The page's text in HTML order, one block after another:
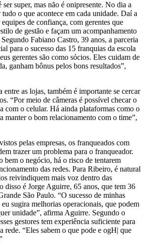
super, mas não é onipresente. No dia a
o que acontece em cada unidade. Daí a
de confiança, com gerentes que
de gestão e façam um acompanhamento
Fabiano Castro, 39 anos, a parceria
para o sucesso das 15 franquias da escola
gerentes são como sócios. Eles cuidam de
ganham bônus pelos bons resultados”,
entre as lojas, também é importante se cercar
“Por meio de câmeras é possível checar o
com o celular. Há ainda plataformas como o
manter o bom relacionamento com o time”,
pelas empresas, os franqueados com
trazer um problema para o franqueador.
bem o negócio, há o risco de tentarem
das redes. Para Ribeiro, é natural
reivindiquem mais voz dentro das
disso é Jorge Aguirre, 65 anos, que tem 36
São Paulo. “O sucesso de minhas
sugira melhorias operacionais, que podem
unidade”, afirma Aguirre. Segundo o
gestores tem experiência suficiente para
rede. “Eles sabem o que pode e ogH| que